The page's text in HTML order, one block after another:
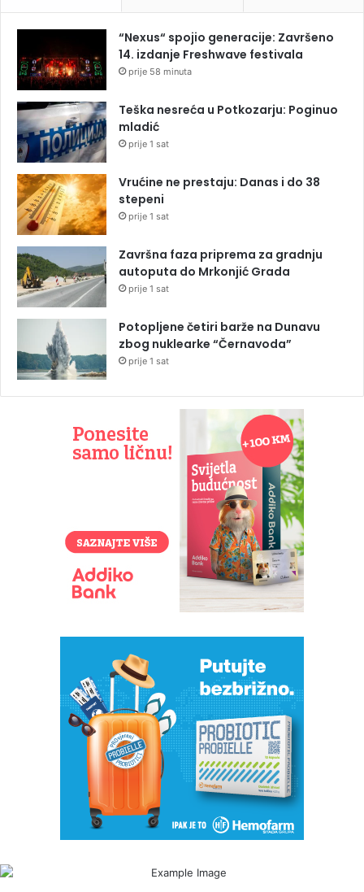
“Nexus“ spojio generacije: Završeno
14. izdanje Freshwave festivala
prije 58 minuta
Teška nesreća u Potkozarju: Poginuo
mladić
prije 1 sat
Vrućine ne prestaju: Danas i do 38
stepeni
prije 1 sat
Završna faza priprema za gradnju
autoputa do Mrkonjić Grada
prije 1 sat
Potopljene četiri barže na Dunavu
zbog nuklearke “Černavoda”
prije 1 sat